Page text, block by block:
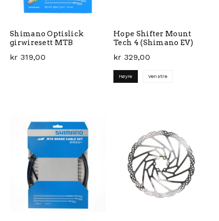
Shimano Optislick
girwiresett MTB
kr 319,00
Hope Shifter Mount
Tech 4 (Shimano EV)
kr 329,00
Høyre Venstre